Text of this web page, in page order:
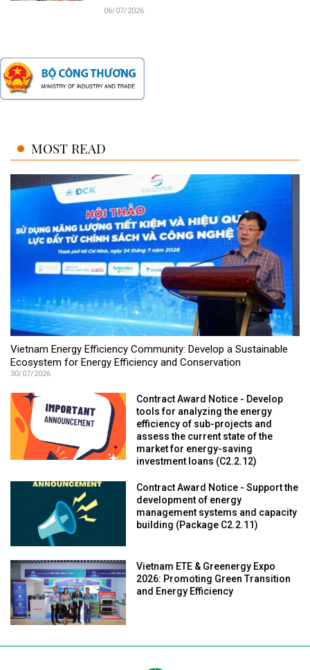
06/07/2026
MOST READ
Vietnam Energy Efficiency Community: Develop a Sustainable
Ecosystem for Energy Efficiency and Conservation
30/07/2026
Contract Award Notice - Develop
tools for analyzing the energy
efficiency of sub-projects and
assess the current state of the
market for energy-saving
investment loans (C2.2.12)
Contract Award Notice - Support the
development of energy
management systems and capacity
building (Package C2.2.11)
Vietnam ETE & Greenergy Expo
2026: Promoting Green Transition
and Energy Efficiency